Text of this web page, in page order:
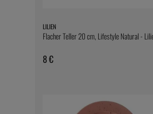
LILIEN
Flacher Teller 20 cm, Lifestyle Natural -
8 €